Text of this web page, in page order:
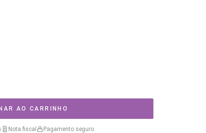
AO CARRINHO
Nota fiscal Pagamento seguro